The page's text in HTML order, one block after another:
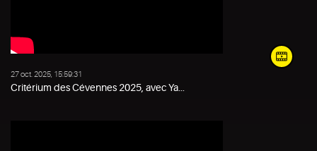
27 oct. 2025, 15:59:31
Critérium des Cévennes 2025, avec Ya...